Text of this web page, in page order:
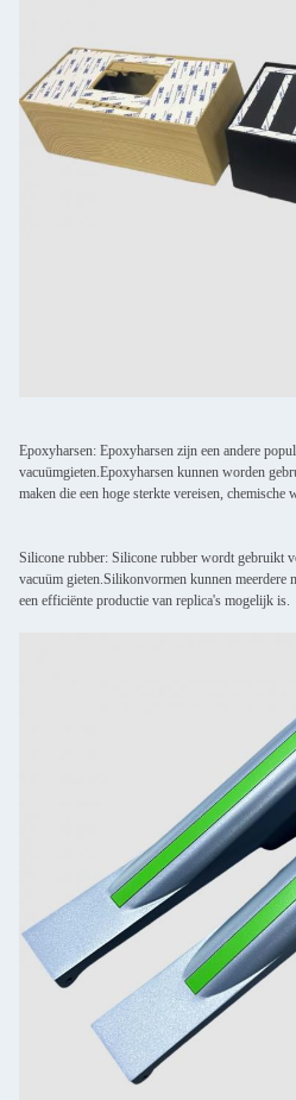
Epoxyharsen: Epoxyharsen zijn een andere
vacuümgieten.Epoxyharsen kunnen worden
maken die een hoge sterkte vereisen, chemische
Silicone rubber: Silicone rubber wordt gebruikt
vacuüm gieten.Silikonvormen kunnen meerdere
een efficiënte productie van replica's mogelijk is.